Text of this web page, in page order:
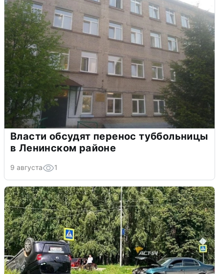
Власти обсудят перенос туббольницы
в Ленинском районе
9 августа 1